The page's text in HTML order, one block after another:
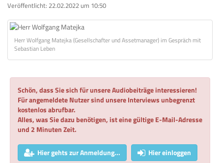
Veröffentlicht: 22.02.2022 um 10:50
Herr Wolfgang Matejka (Gesellschafter und Assetmanager) im Gespräch mit
Sebastian Leben
Schön, dass Sie sich für unsere Audiobeiträge interessieren!
Für angemeldete Nutzer sind unsere Interviews unbegrenzt
kostenlos abrufbar.
Alles, was Sie dazu benötigen, ist eine gültige E-Mail-Adresse
und 2 Minuten Zeit.
Hier gehts zur Anmeldung... Hier einloggen